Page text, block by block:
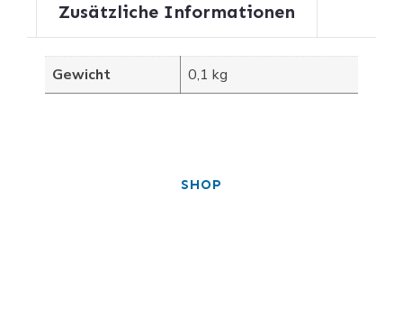
Zusätzliche Informationen
Gewicht 0,1 kg
SHOP